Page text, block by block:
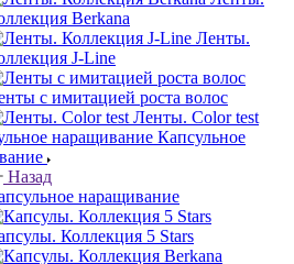
Berkana
Ленты.
J-Line
с имитацией роста волос
Ленты. Color test
Капсульное
Назад
наращивание
Коллекция 5 Stars